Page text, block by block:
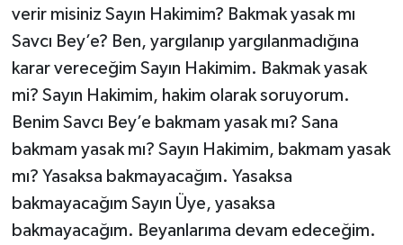
verir misiniz Sayın Hakimim? Bakmak yasak mı
Savcı Bey’e? Ben, yargılanıp yargılanmadığına
karar vereceğim Sayın Hakimim. Bakmak yasak
mi? Sayın Hakimim, hakim olarak soruyorum.
Benim Savcı Bey’e bakmam yasak mı? Sana
bakmam yasak mı? Sayın Hakimim, bakmam yasak
mı? Yasaksa bakmayacağım. Yasaksa
bakmayacağım Sayın Üye, yasaksa
bakmayacağım. Beyanlarıma devam edeceğim.